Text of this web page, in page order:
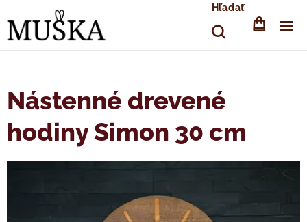
Hľadať
Nástenné drevené
hodiny Simon 30 cm